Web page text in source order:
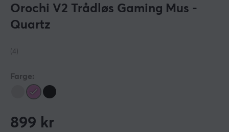
Orochi V2 Trådløs Gaming Mus -
Quartz
(4)
Farge:
899 kr